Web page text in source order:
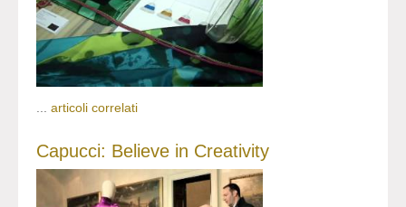
... articoli correlati
Capucci: Believe in Creativity